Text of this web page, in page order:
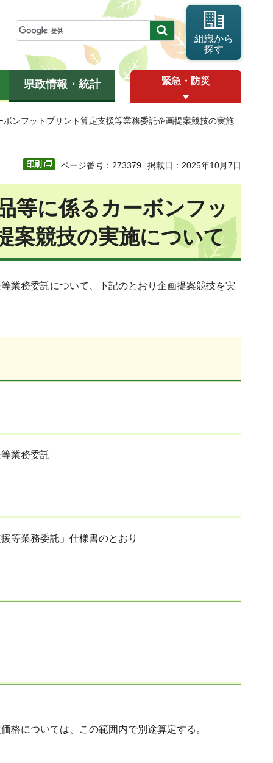
組織から
探す
県政情報・統計 緊急・防災
ンフットプリント算定支援等業務委託企画提案競技の実施
ページ番号：273379 掲載日：2025年10月7日
等に係るカーボンフッ
案競技の実施について
業務委託について、下記のとおり企画提案競技を実
業務委託
等業務委託」仕様書のとおり
については、この範囲内で別途算定する。